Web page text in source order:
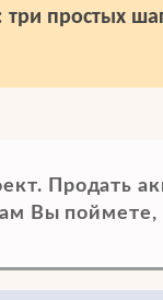
три простых
Продать
Вы поймете,